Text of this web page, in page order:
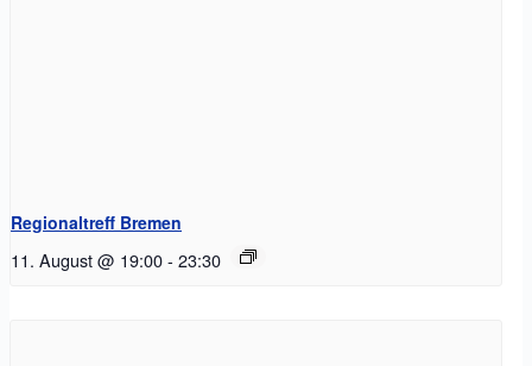
Regionaltreff Bremen
11. August @ 19:00- 23:30